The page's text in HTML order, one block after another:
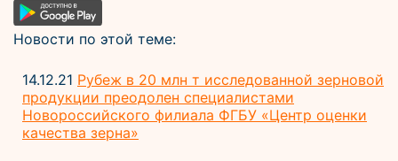
Новости по этой теме:
14.12.21 Рубеж в 20 млн т исследованной зерновой
продукции преодолен специалистами
Новороссийского филиала ФГБУ «Центр оценки
качества зерна»